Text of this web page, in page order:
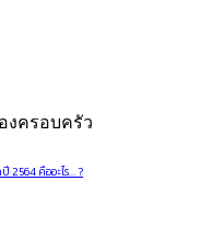
งครอบครัว
คืออะไร… ?